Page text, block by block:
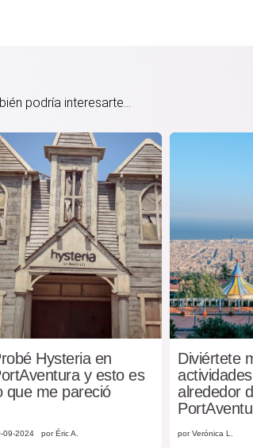
podría interesarte...
Hysteria en
y esto es
que me pareció
09-2024 por Éric A.
Diviértete
alrededor
por Verónica L.